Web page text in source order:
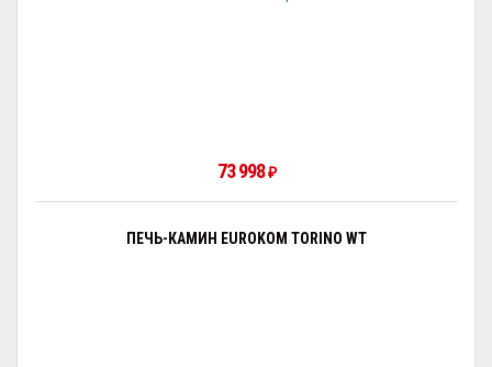
73 998₽
ПЕЧЬ-КАМИН EUROKOM TORINO WT